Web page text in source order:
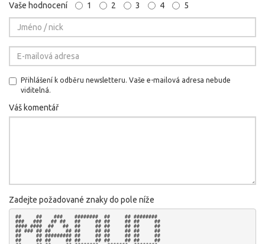
Vaše hodnocení 1 2 3 4 5
Přihlášení k odběru newsletteru. Vaše e-mailová adresa nebude
viditelná.
Váš komentář
Zadejte požadované znaky do pole níže
##     ##    ###    ########  ##     ## ########
###   ###   ## ##   ##     ## ##     ## ##     ##
#### ####  ##   ##  ##     ## ##     ## ##     ##
## ### ## ##     ## ##     ## ##     ## ##     ##
##     ## ######### ##     ## ##     ## ##     ##
##     ## ##     ## ##     ## ##     ## ##     ##